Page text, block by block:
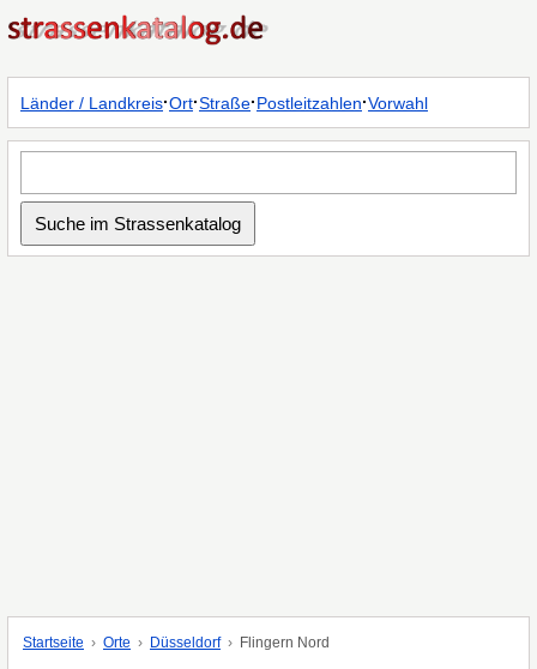
Länder / Landkreis·Ort·Straße·Postleitzahlen·Vorwahl
Startseite Orte Düsseldorf Flingern Nord